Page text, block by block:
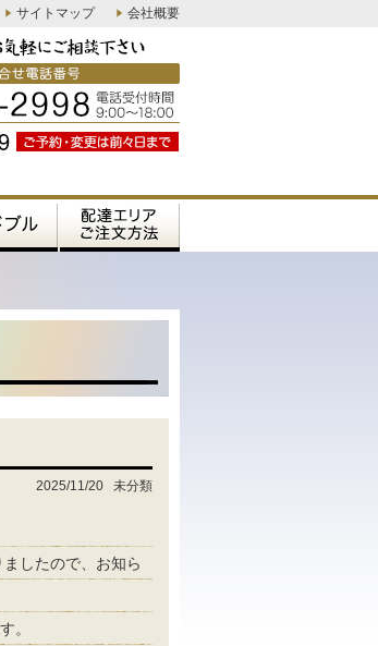
会社概要
サイトマップ
2025/11/20 未分類
したので、お知ら
。